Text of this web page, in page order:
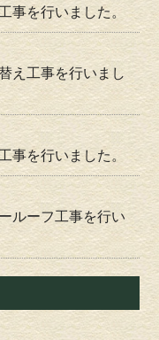
を行いました。
工事を行いまし
を行いました。
ーフ工事を行い